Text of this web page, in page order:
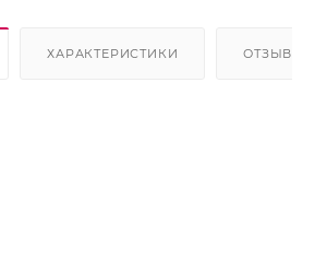
ХАРАКТЕРИСТИКИ ОТЗЫВЫ